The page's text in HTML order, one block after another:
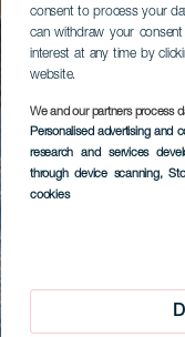
consent to process your
can withdraw your
interest at any time by
website.
We and our partners process
Personalised advertising and
research and services
through device scanning,
cookies